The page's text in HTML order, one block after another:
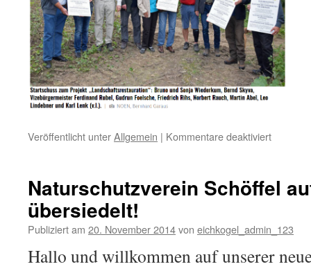
Veröffentlicht unterAllgemein | Kommentare deaktiviert
Naturschutzverein Schöffel
übersiedelt!
Publiziert am 20. November 2014von eichkogel_admin_123
Hallo und willkommen auf unserer